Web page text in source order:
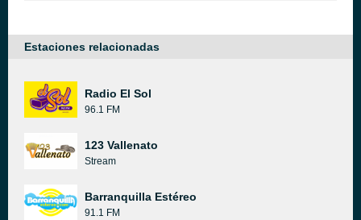
Estaciones relacionadas
Radio El Sol
96.1 FM
123 Vallenato
Stream
Barranquilla Estéreo
91.1 FM